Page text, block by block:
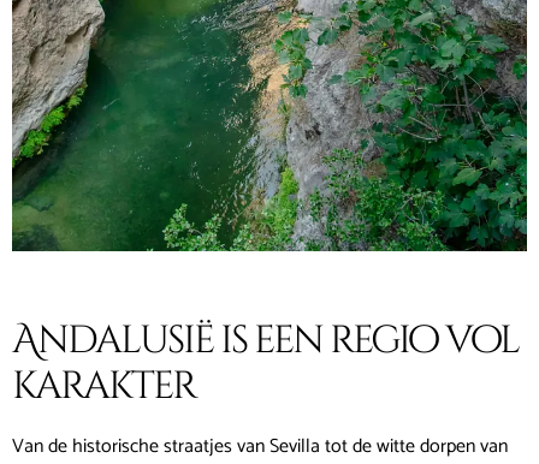
Andalusië is een regio vol
karakter
Van de historische straatjes van Sevilla tot de witte dorpen van